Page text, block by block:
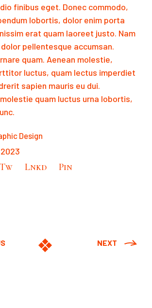
finibus eget. Donec commodo,
lobortis, dolor enim porta
erat quam laoreet justo. Nam
pellentesque accumsan.
quam. Aenean molestie,
luctus, quam lectus imperdiet
sapien mauris eu dui.
quam luctus urna lobortis,
Design
Tw Lnkd Pin
NEXT